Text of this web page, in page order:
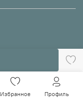
Избранное Профиль